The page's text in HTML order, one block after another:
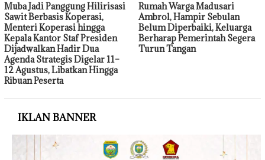
Muba Jadi Panggung Hilirisasi
Sawit Berbasis Koperasi,
Menteri Koperasi hingga
Kepala Kantor Staf Presiden
Dijadwalkan Hadir Dua
Agenda Strategis Digelar 11–
12 Agustus, Libatkan Hingga
Ribuan Peserta
Rumah Warga Madusari
Ambrol, Hampir Sebulan
Belum Diperbaiki, Keluarga
Berharap Pemerintah Segera
Turun Tangan
IKLAN BANNER